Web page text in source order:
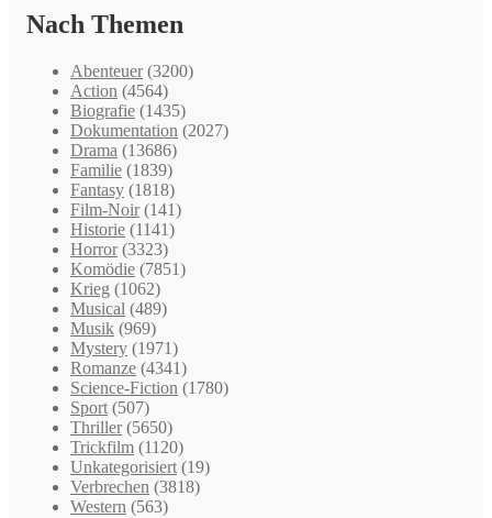
Nach Themen
Abenteuer (3200)
Action (4564)
Biografie (1435)
Dokumentation (2027)
Drama (13686)
Familie (1839)
Fantasy (1818)
Film-Noir (141)
Historie (1141)
Horror (3323)
Komödie (7851)
Krieg (1062)
Musical (489)
Musik (969)
Mystery (1971)
Romanze (4341)
Science-Fiction (1780)
Sport (507)
Thriller (5650)
Trickfilm (1120)
Unkategorisiert (19)
Verbrechen (3818)
Western (563)